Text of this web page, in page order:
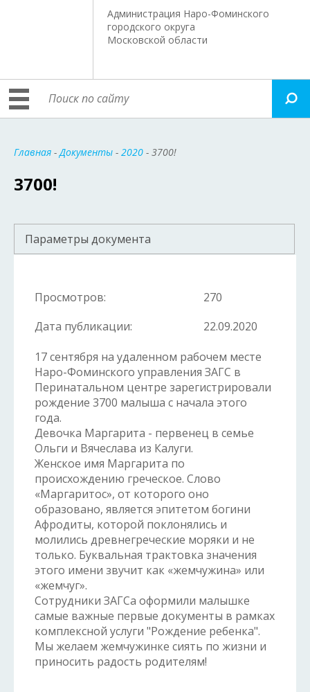
Администрация Наро-Фоминского
городского округа
Московской области
Главная -Документы - 2020 - 3700!
3700!
Параметры документа
Просмотров:
270
Дата публикации:
22.09.2020
17 сентября на удаленном рабочем месте
Наро-Фоминского управления ЗАГС в
Перинатальном центре зарегистрировали
рождение 3700 малыша с начала этого
года.
Девочка Маргарита - первенец в семье
Ольги и Вячеслава из Калуги.
Женское имя Маргарита по
происхождению греческое. Слово
«Маргаритос», от которого оно
образовано, является эпитетом богини
Афродиты, которой поклонялись и
молились древнегреческие моряки и не
только. Буквальная трактовка значения
этого имени звучит как «жемчужина» или
«жемчуг».
Сотрудники ЗАГСа оформили малышке
самые важные первые документы в рамках
комплексной услуги "Рождение ребенка".
Мы желаем жемчужинке сиять по жизни и
приносить радость родителям!